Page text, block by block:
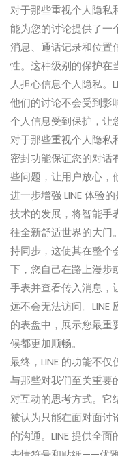
对于那些重视个人隐私
能为您的讨论提供了一
消息、通话记录和位置
性。这种级别的保护在
人担心信息个人隐私。
他们的讨论不会受到影
个人信息受到保护，让
对于那些重视个人隐私
密封功能保证您的对话
些问题，让用户放心，
进一步增强 LINE 体验
技术的发展，将智能手
往全新舒适世界的大门
持同步，这使其在整个
下，您自己在路上漫步
手表并查看传入消息，
远不会无法访问。LINE
的表盘中，展示您最重
候都更加顺畅。
最终，LINE 的功能不
与那些对我们至关重要
对互动的思考方式。它
被认为只能在面对面讨
的沟通。LINE 提供全